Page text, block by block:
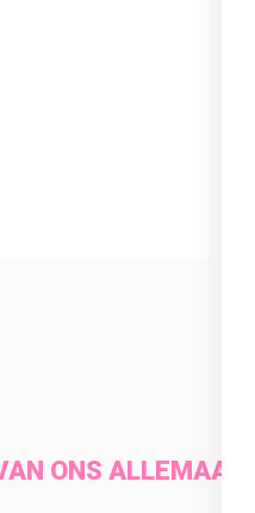
ONS ALLEMAAL